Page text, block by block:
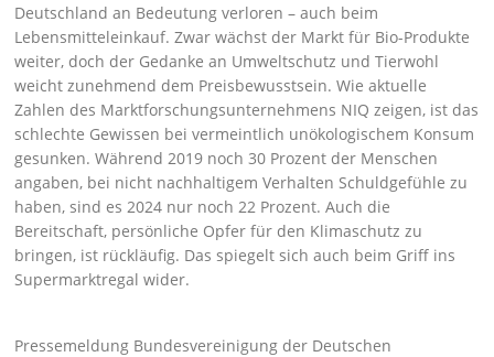
Deutschland an Bedeutung verloren – auch beim
Lebensmitteleinkauf. Zwar wächst der Markt für Bio-Produkte
weiter, doch der Gedanke an Umweltschutz und Tierwohl
weicht zunehmend dem Preisbewusstsein. Wie aktuelle
Zahlen des Marktforschungsunternehmens NIQ zeigen, ist das
schlechte Gewissen bei vermeintlich unökologischem Konsum
gesunken. Während 2019 noch 30 Prozent der Menschen
angaben, bei nicht nachhaltigem Verhalten Schuldgefühle zu
haben, sind es 2024 nur noch 22 Prozent. Auch die
Bereitschaft, persönliche Opfer für den Klimaschutz zu
bringen, ist rückläufig. Das spiegelt sich auch beim Griff ins
Supermarktregal wider.
Pressemeldung Bundesvereinigung der Deutschen